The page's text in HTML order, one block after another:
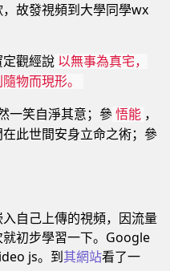
故發視頻到大學同學wx
觀經說 以無事為真宅，
物而現形。
一笑自淨其意；參 悟能 ，
此世間安身立命之術；參
自己上傳的視頻，因流量
初步學習一下。Google
js。到其網站看了一